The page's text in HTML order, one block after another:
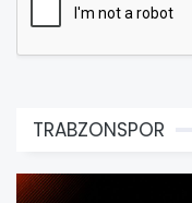
TRABZONSPOR